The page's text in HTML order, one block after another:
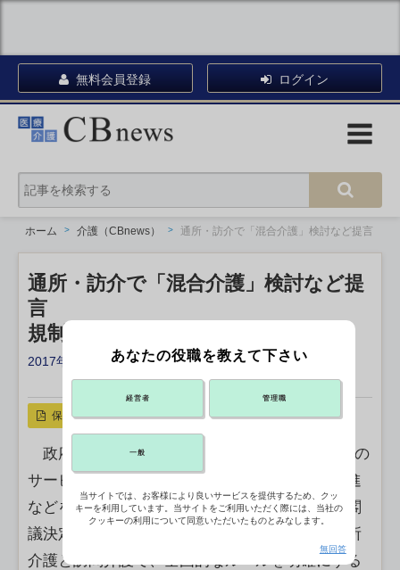
無料会員登録 ログイン
ホーム 介護（CBnews） 通所・訪介で「混合介護」検討など提言
通所・訪介で「混合介護」検討など提
言
規制改革実施計画を閣議決定
2017年06月09日 20:00
リンクをコピー X ポスト
保存
政府は9日、介護保険内のサービスとそれ以外の
サービスを一体的に提供する「混合介護」の推進
などを盛り込んだ規制改革実施計画（計画）を閣
議決定した。「混合介護」については、特に通所
介護と訪問介護で、全国的なルールを明確にする
あなたの役職を教えて下さい
経営者 管理職
一般
当サイトでは、お客様により良いサービスを提供するため、クッ
キーを利用しています。当サイトをご利用いただく際には、当社の
クッキーの利用について同意いただいたものとみなします。
無回答